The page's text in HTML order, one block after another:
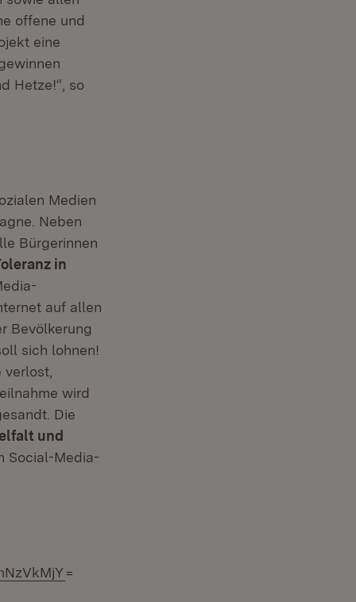
offene und
eine
Hetze!“, so
Medien
Neben
Bürgerinnen
in
auf allen
Bevölkerung
sich lohnen!
wird
Die
und
Social-Media-
=